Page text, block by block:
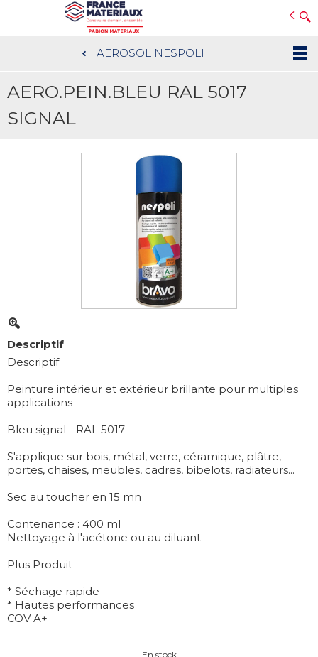
contenu
AEROSOL NESPOLI
AERO.PEIN.BLEU RAL 5017
SIGNAL
Descriptif
Descriptif
Peinture intérieur et extérieur brillante pour multiples
applications
Bleu signal - RAL 5017
S'applique sur bois, métal, verre, céramique, plâtre,
portes, chaises, meubles, cadres, bibelots, radiateurs...
Sec au toucher en 15 mn
Contenance : 400 ml
Nettoyage à l'acétone ou au diluant
Plus Produit
* Séchage rapide
* Hautes performances
COV A+
En stock